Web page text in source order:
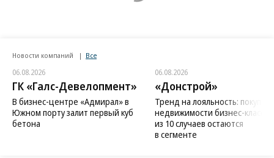
Новости компаний Все
06.08.2026
ГК «Галс-Девелопмент»
В бизнес-центре «Адмирал» в
Южном порту залит первый куб
бетона
06.08.2026
«Донстрой»
Тренд на лояльность:
недвижимости бизнес-класса
из 10 случаев остаются
в сегменте